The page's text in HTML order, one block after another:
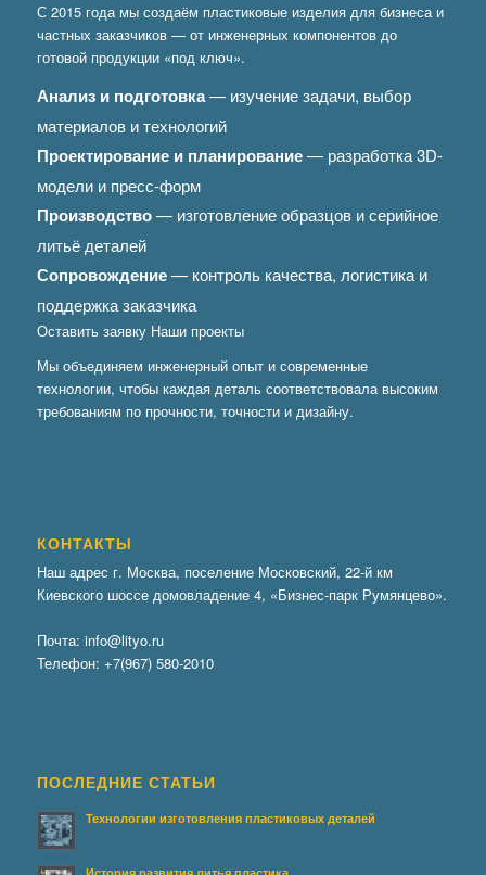
С 2015 года мы создаём пластиковые изделия для бизнеса и
частных заказчиков — от инженерных компонентов до
готовой продукции «под ключ».
Анализ и подготовка— изучение задачи, выбор
материалов и технологий
Проектирование и планирование— разработка 3D-
модели и пресс-форм
Производство— изготовление образцов и серийное
литьё деталей
Сопровождение— контроль качества, логистика и
поддержка заказчика
Оставить заявку Наши проекты
Мы объединяем инженерный опыт и современные
технологии, чтобы каждая деталь соответствовала высоким
требованиям по прочности, точности и дизайну.
КОНТАКТЫ
Наш адрес г. Москва, поселение Московский, 22-й км
Киевского шоссе домовладение 4, «Бизнес-парк Румянцево».
Почта: info@lityo.ru
Телефон: +7(967) 580-2010
ПОСЛЕДНИЕ СТАТЬИ
Технологии изготовления пластиковых деталей